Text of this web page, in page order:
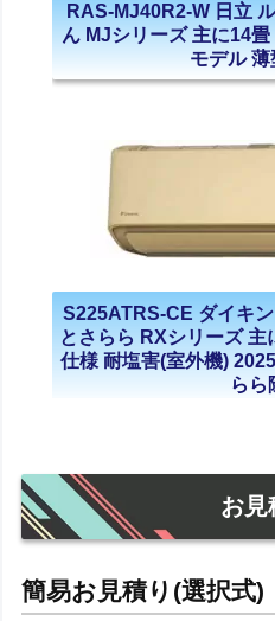
RAS-MJ40R2-W 日立
ん MJシリーズ 主に14
モデル
S225ATRS-CE ダイキ
とさらら RXシリーズ
仕様 耐塩害(室外機)
らら
お見